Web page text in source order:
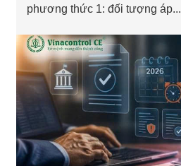
phương thức 1: đối tượng áp...